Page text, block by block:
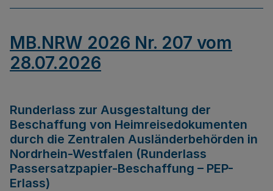
MB.NRW 2026 Nr. 207 vom
28.07.2026
Runderlass zur Ausgestaltung der
Beschaffung von Heimreisedokumenten
durch die Zentralen Ausländerbehörden in
Nordrhein-Westfalen (Runderlass
Passersatzpapier-Beschaffung – PEP-
Erlass)